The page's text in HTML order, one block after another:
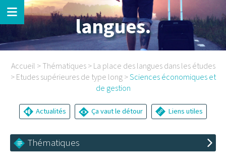
langues.
Accueil >Thématiques>La place des langues dans les études
>Etudes supérieures de type long>Sciences économiques et
de gestion
Actualités Ça vaut le détour Liens utiles
Thématiques